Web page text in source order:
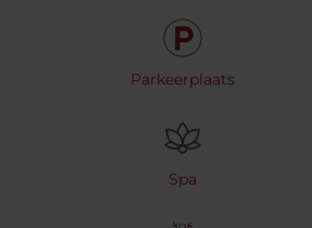
Parkeerplaats
Spa